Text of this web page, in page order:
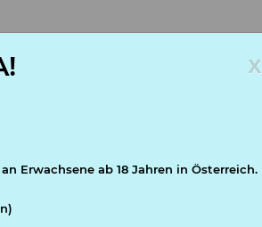
x
Erwachsene ab 18 Jahren in Österreich.